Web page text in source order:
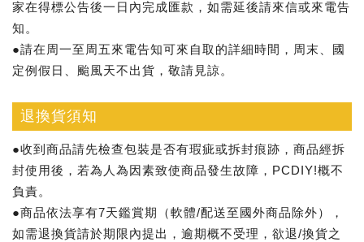
家在得標公告後一日內完成匯款，如需延後請來信或來電告
知。
●請在周一至周五來電告知可來自取的詳細時間，周末、國
定例假日、颱風天不出貨，敬請見諒。
退換貨須知
●收到商品請先檢查包裝是否有瑕疵或拆封痕跡，商品經拆
封使用後，若為人為因素致使商品發生故障，PCDIY!概不
負責。
●商品依法享有7天鑑賞期（軟體/配送至國外商品除外），
如需退換貨請於期限內提出，逾期概不受理，欲退/換貨之